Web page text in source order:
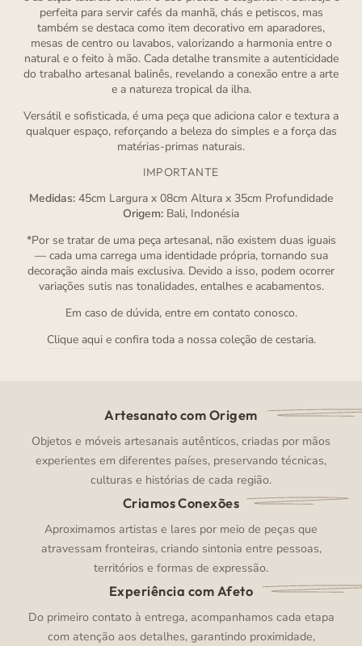
perfeita para servir cafés da manhã, chás e petiscos, mas
também se destaca como item decorativo em aparadores,
mesas de centro ou lavabos, valorizando a harmonia entre o
natural e o feito à mão. Cada detalhe transmite a autenticidade
do trabalho artesanal balinês, revelando a conexão entre a arte
e a natureza tropical da ilha.
Versátil e sofisticada, é uma peça que adiciona calor e textura a
qualquer espaço, reforçando a beleza do simples e a força das
matérias-primas naturais.
IMPORTANTE
Medidas: 45cm Largura x 08cm Altura x 35cm Profundidade
Origem: Bali, Indonésia
*Por se tratar de uma peça artesanal, não existem duas iguais
— cada uma carrega uma identidade própria, tornando sua
decoração ainda mais exclusiva. Devido a isso, podem ocorrer
variações sutis nas tonalidades, entalhes e acabamentos.
Em caso de dúvida, entre em contato conosco.
Clique aquie confira toda a nossa coleção de cestaria.
Artesanato com Origem
Objetos e móveis artesanais autênticos, criadas por mãos
experientes em diferentes países, preservando técnicas,
culturas e histórias de cada região.
Criamos Conexões
Aproximamos artistas e lares por meio de peças que
atravessam fronteiras, criando sintonia entre pessoas,
territórios e formas de expressão.
Experiência com Afeto
Do primeiro contato à entrega, acompanhamos cada etapa
com atenção aos detalhes, garantindo proximidade,